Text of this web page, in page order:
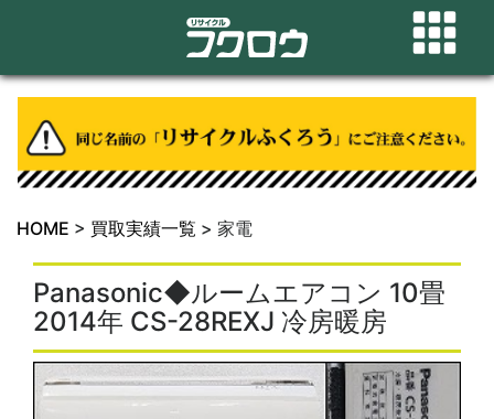
HOME > 買取実績一覧 > 家電
Panasonic◆ルームエアコン 10畳
2014年 CS-28REXJ 冷房暖房